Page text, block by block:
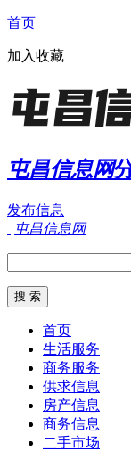
首页
加入收藏
屯昌信息网
发布信息
屯昌信息网
首页
生活服务
商务服务
供求信息
房产信息
商务信息
二手市场